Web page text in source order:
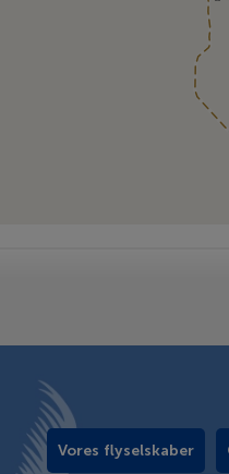
Vores flyselskaber